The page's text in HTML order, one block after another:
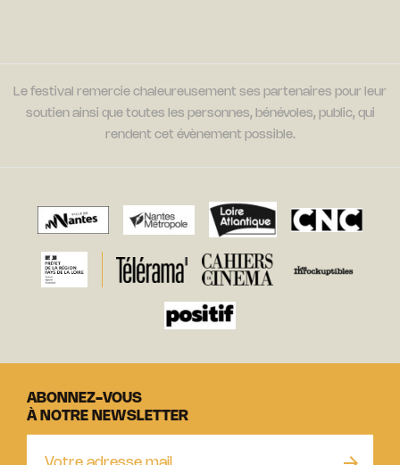
Le festival remercie chaleureusement ses partenaires pour leur
soutien ainsi que toutes les personnes, bénévoles, public, qui
rendent cet évènement possible.
ABONNEZ-VOUS
À NOTRE NEWSLETTER